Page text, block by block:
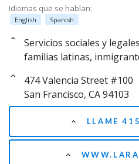
Idiomas que se hablan:
English Spanish
Servicios sociales y
familias latinas,
474 Valencia Street #100
San Francisco, CA 94103
LLAME